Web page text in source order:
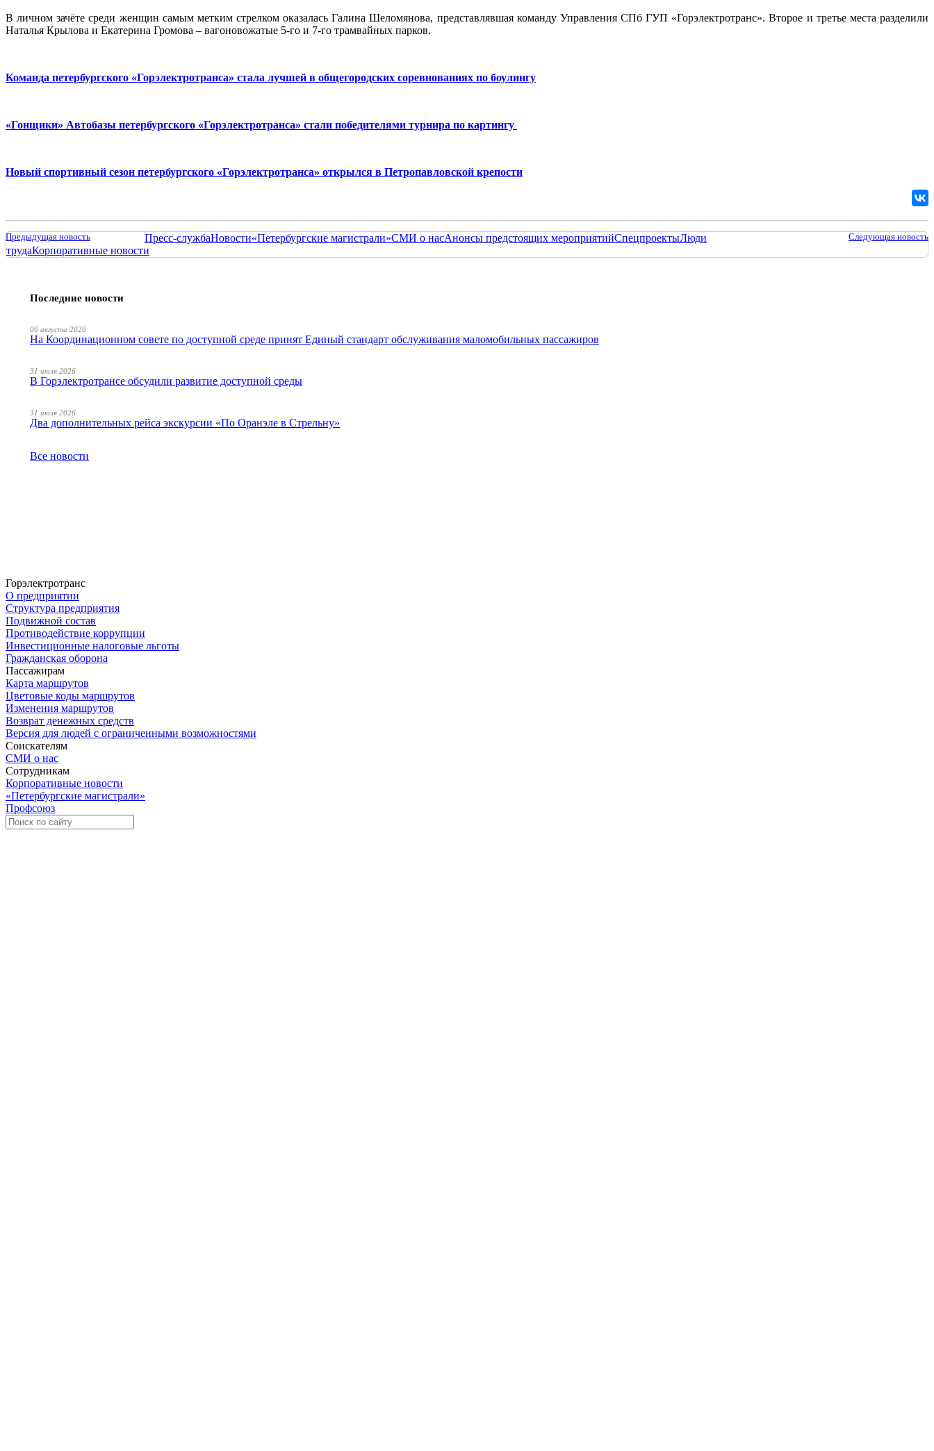
В личном зачёте среди женщин самым метким стрелком оказалась Галина Шеломянова, представлявшая команду Управления СПб ГУП «Горэлектротранс». Второе и третье места разделили
Наталья Крылова и Екатерина Громова – вагоновожатые 5-го и 7-го трамвайных парков.
Команда петербургского «Горэлектротранса» стала лучшей в общегородских соревнованиях по боулингу
«Гонщики» Автобазы петербургского «Горэлектротранса» стали победителями турнира по картингу
Новый спортивный сезон петербургского «Горэлектротранса» открылся в Петропавловской крепости
Предыдущая новость Следующая новость
Пресс-службаНовости«Петербургские магистрали»СМИ о насАнонсы предстоящих мероприятийСпецпроектыЛюди
трудаКорпоративные новости
Последние новости
06 августа 2026
На Координационном совете по доступной среде принят Единый стандарт обслуживания маломобильных пассажиров
31 июля 2026
В Горэлектротрансе обсудили развитие доступной среды
31 июля 2026
Два дополнительных рейса экскурсии «По Оранэле в Стрельну»
Все новости
Горэлектротранс
О предприятии
Структура предприятия
Подвижной состав
Противодействие коррупции
Инвестиционные налоговые льготы
Гражданская оборона
Пассажирам
Карта маршрутов
Цветовые коды маршрутов
Изменения маршрутов
Возврат денежных средств
Версия для людей с ограниченными возможностями
Соискателям
СМИ о нас
Сотрудникам
Корпоративные новости
«Петербургские магистрали»
Профсоюз